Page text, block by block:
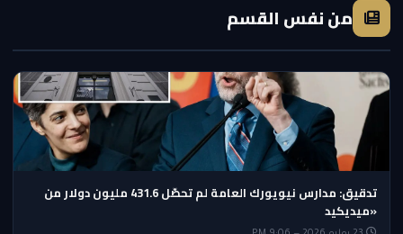
من نفس القسم
تدقيق: مدارس نيويورك العامة لم تحصّل 431.6 مليون دولار من
«ميديكيد